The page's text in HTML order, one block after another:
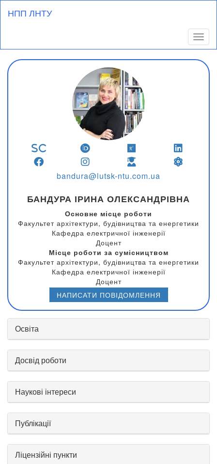
НПП ЛНТУ
БАНДУРА ІРИНА ОЛЕКСАНДРІВНА
Основне місце роботи
Факультет архітектури, будівництва та енергетики
Кафедра електричної інженерії
Доцент
Місце роботи за сумісництвом
Факультет архітектури, будівництва та енергетики
Кафедра електричної інженерії
Доцент
bandura@lutsk-ntu.com.ua
НАПИСАТИ ПОВІДОМЛЕННЯ
Освіта
Досвід роботи
Наукові інтереси
Публікації
Ліцензійні пункти